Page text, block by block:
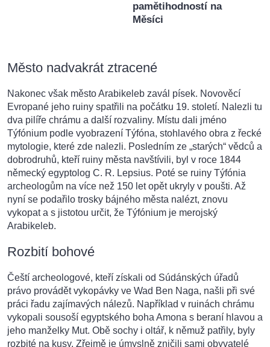
pamětihodností na
Měsíci
Město nadvakrát ztracené
Nakonec však město Arabikeleb zavál písek. Novověcí
Evropané jeho ruiny spatřili na počátku 19. století. Nalezli tu
dva pilíře chrámu a další rozvaliny. Místu dali jméno
Týfónium podle vyobrazení Týfóna, stohlavého obra z řecké
mytologie, které zde nalezli. Posledním ze „starých“ vědců a
dobrodruhů, kteří ruiny města navštívili, byl v roce 1844
německý egyptolog C. R. Lepsius. Poté se ruiny Týfónia
archeologům na více než 150 let opět ukryly v poušti. Až
nyní se podařilo trosky bájného města nalézt, znovu
vykopat a s jistotou určit, že Týfónium je merojský
Arabikeleb.
Rozbití bohové
Čeští archeologové, kteří získali od Súdánských úřadů
právo provádět vykopávky ve Wad Ben Naga, našli při své
práci řadu zajímavých nálezů. Například v ruinách chrámu
vykopali sousoší egyptského boha Amona s beraní hlavou a
jeho manželky Mut. Obě sochy i oltář, k němuž patřily, byly
rozbité na kusy. Zřejmě je úmyslně zničili sami obyvatelé